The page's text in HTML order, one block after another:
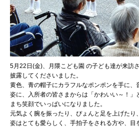
5月22日(金)、月隈こども園 の子ども達が来訪
披露してくださいました。
黄色、青の帽子にカラフルなポンポンを手に、
姿に、入所者の皆さまからは「かわいい～！」
まち笑顔でいっぱいになりました。
元気よく腕を振ったり、ぴょんと足を上げたり
姿はとても愛らしく、手拍子をされる方や、目